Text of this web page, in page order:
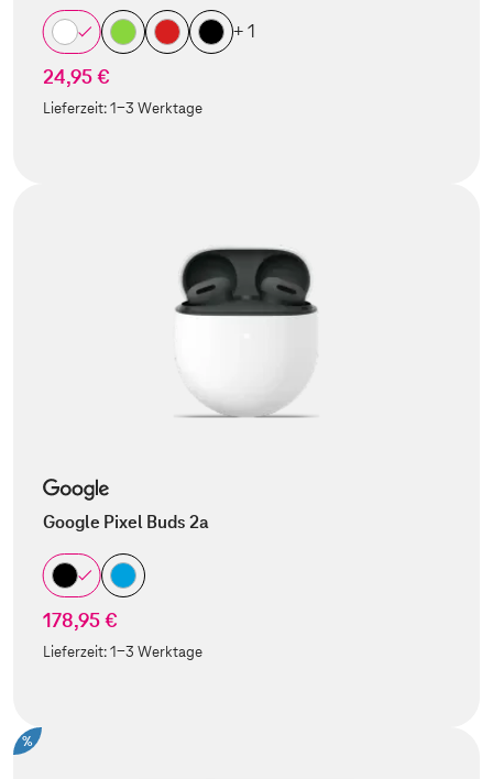
+ 1
24,95 €
Lieferzeit:1-3 Werktage
Google Pixel Buds 2a
178,95 €
Lieferzeit:1-3 Werktage
%